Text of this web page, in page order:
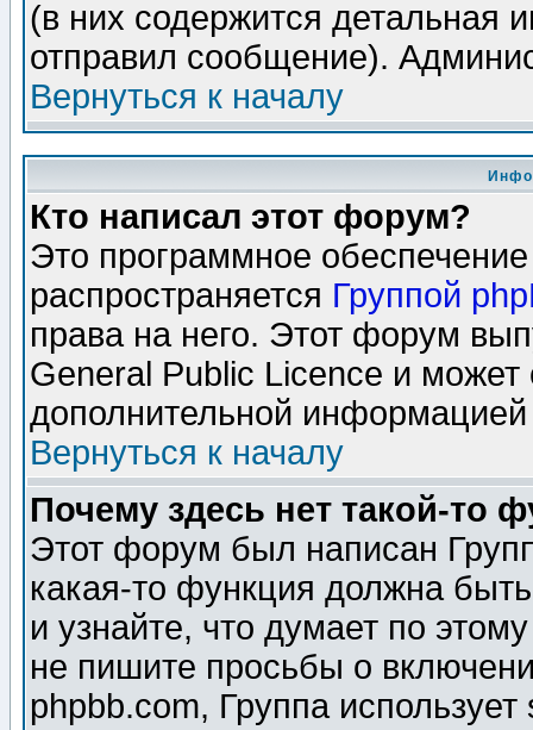
(в них содержится детальная
отправил сообщение).
Вернуться к началу
Кто написал этот форум?
Это программное
распространяется Группой
права на него. Этот форум
General Public Licence и может
дополнительной
Вернуться к началу
Почему здесь нет такой-то
Этот форум был написан
какая-то функция должна
и узнайте, что думает по
не пишите просьбы о
phpbb.com, Группа